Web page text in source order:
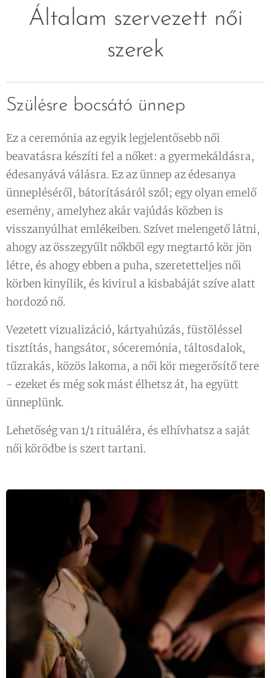
Általam szervezett női
szerek
Szülésre bocsátó ünnep
Ez a ceremónia az egyik legjelentősebb női
beavatásra készíti fel a nőket: a gyermekáldásra,
édesanyává válásra. Ez az ünnep az édesanya
ünnepléséről, bátorításáról szól; egy olyan emelő
esemény, amelyhez akár vajúdás közben is
visszanyúlhat emlékeiben. Szívet melengető látni,
ahogy az összegyűlt nőkből egy megtartó kör jön
létre, és ahogy ebben a puha, szeretetteljes női
körben kinyílik, és kivirul a kisbabáját szíve alatt
hordozó nő.
Vezetett vizualizáció, kártyahúzás, füstöléssel
tisztítás, hangsátor, sóceremónia, táltosdalok,
tűzrakás, közös lakoma, a női kör megerősítő tere
- ezeket és még sok mást élhetsz át, ha együtt
ünneplünk.
Lehetőség van 1/1 rituáléra, és elhívhatsz a saját
női körödbe is szert tartani.